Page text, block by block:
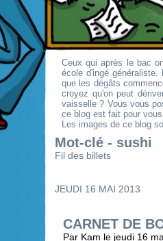
Ceux qui après le bac
école d'ingé
que les dégâts
croyez qu'on peut
vaisselle ? Vous vous
ce blog est fait pour
Les images de ce blog
Mot-clé - sushi
Fil des billets
JEUDI 16 MAI 2013
CARNET DE
Par Kam le jeudi 16